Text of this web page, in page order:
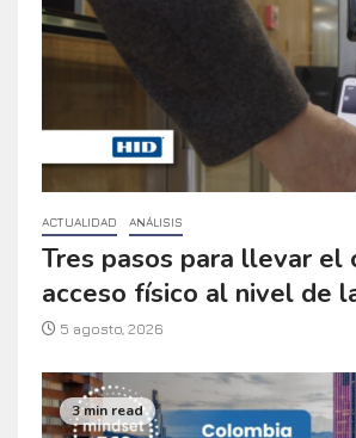
ACTUALIDAD ANÁLISIS
Tres pasos para llevar el
acceso físico al nivel de
5 agosto, 2026
3 min read